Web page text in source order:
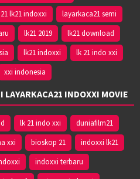
lk21 indoxxi
layarkaca21 semi
lk21 2019
lk21 download
lk21 indoxxi
lk 21 indo xxi
xxi indonesia
INDOXXI MOVIE
lk 21 indo xxi
duniafilm21
xxi bioskop 21
indoxxi lk21
indoxxi terbaru